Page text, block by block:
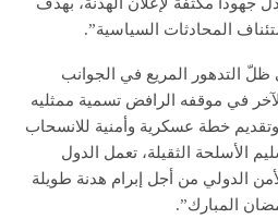
المحادثات السياسية”.
التدهور المريع في الجوانب
في موقفه الرافض تسمية ممثليه
وتقديم خطة عسكرية وأمنية للانسحاب
الأسلحة الثقيلة، تعمل الدول
الدولي من أجل إبرام هدنة طويلة
المبارك”.